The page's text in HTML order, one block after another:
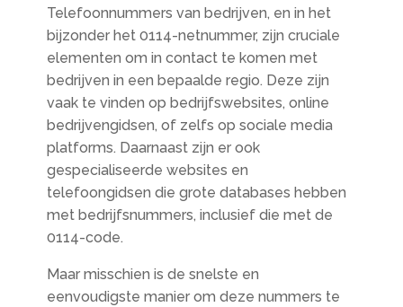
Telefoonnummers van bedrijven, en in het
bijzonder het 0114-netnummer, zijn cruciale
elementen om in contact te komen met
bedrijven in een bepaalde regio. Deze zijn
vaak te vinden op bedrijfswebsites, online
bedrijvengidsen, of zelfs op sociale media
platforms. Daarnaast zijn er ook
gespecialiseerde websites en
telefoongidsen die grote databases hebben
met bedrijfsnummers, inclusief die met de
0114-code.
Maar misschien is de snelste en
eenvoudigste manier om deze nummers te